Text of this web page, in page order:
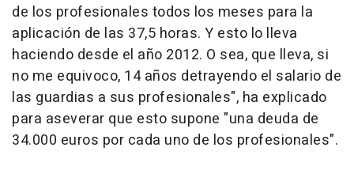
de los profesionales todos los meses para la
aplicación de las 37,5 horas. Y esto lo lleva
haciendo desde el año 2012. O sea, que lleva, si
no me equivoco, 14 años detrayendo el salario de
las guardias a sus profesionales", ha explicado
para aseverar que esto supone "una deuda de
34.000 euros por cada uno de los profesionales".